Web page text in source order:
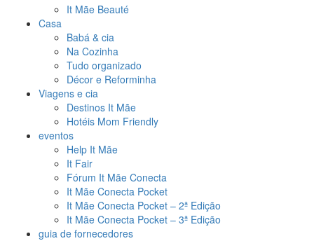
It Mãe Beauté
Casa
Babá & cia
Na Cozinha
Tudo organizado
Décor e Reforminha
Viagens e cia
Destinos It Mãe
Hotéis Mom Friendly
eventos
Help It Mãe
It Fair
Fórum It Mãe Conecta
It Mãe Conecta Pocket
It Mãe Conecta Pocket – 2ª Edição
It Mãe Conecta Pocket – 3ª Edição
guia de fornecedores